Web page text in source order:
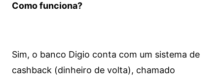
Como funciona?
Sim, o banco Digio conta com um sistema de
cashback (dinheiro de volta), chamado